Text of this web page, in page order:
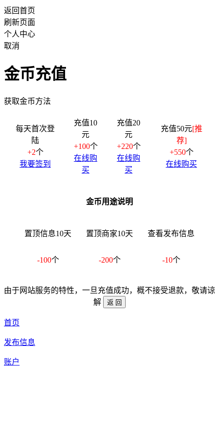
返回首页
刷新页面
个人中心
取消
金币充值
获取金币方法
每天首次登
陆
+2个
我要签到
充值10
元
+100个
在线购
买
充值20
元
+220个
在线购
买
充值50元[推
荐]
+550个
在线购买
金币用途说明
置顶信息10天 置顶商家10天 查看发布信息
-100个 -200个 -10个
由于网站服务的特性，一旦充值成功，概不接受退款，敬请谅
解
首页
发布信息
账户